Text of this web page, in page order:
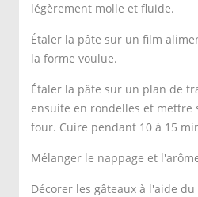
légèrement molle et fluide.
Étaler la pâte sur un film
la forme voulue.
Étaler la pâte sur un plan de
ensuite en rondelles et
four. Cuire pendant 10 à 15
Mélanger le nappage et
Décorer les gâteaux à l'aide